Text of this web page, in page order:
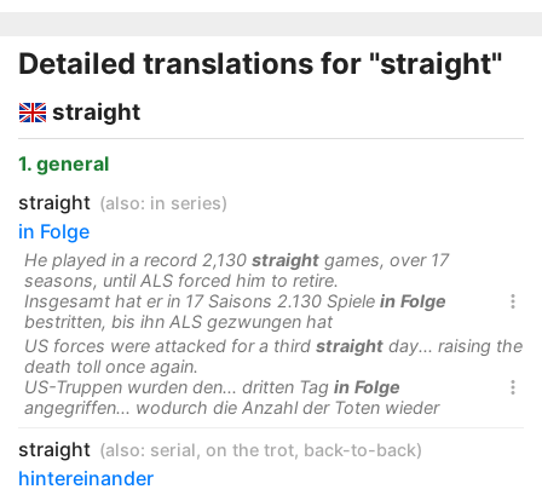
Detailed translations for "straight"
straight
1. general
straight (also: in series)
in Folge
He played in a record 2,130 straight games, over 17
seasons, until ALS forced him to retire.

Insgesamt hat er in 17 Saisons 2.130 Spiele in Folge
bestritten, bis ihn ALS gezwungen hat
US forces were attacked for a third straight day... raising the
death toll once again.

US-Truppen wurden den... dritten Tag in Folge
angegriffen... wodurch die Anzahl der Toten wieder
straight (also: serial, on the trot, back-to-back)
hintereinander